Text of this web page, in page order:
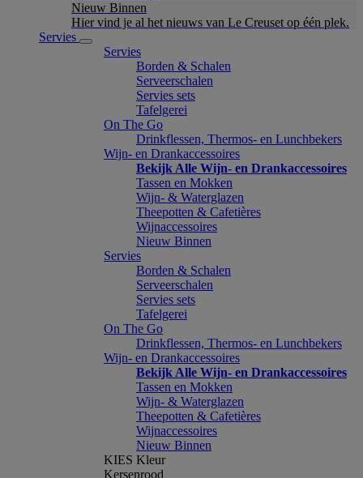
Nieuw Binnen
Hier vind je al het nieuws van Le Creuset op één plek.
Servies
Servies
Borden & Schalen
Serveerschalen
Servies sets
Tafelgerei
On The Go
Drinkflessen, Thermos- en Lunchbekers
Wijn- en Drankaccessoires
Bekijk Alle Wijn- en Drankaccessoires
Tassen en Mokken
Wijn- & Waterglazen
Theepotten & Cafetières
Wijnaccessoires
Nieuw Binnen
Servies
Borden & Schalen
Serveerschalen
Servies sets
Tafelgerei
On The Go
Drinkflessen, Thermos- en Lunchbekers
Wijn- en Drankaccessoires
Bekijk Alle Wijn- en Drankaccessoires
Tassen en Mokken
Wijn- & Waterglazen
Theepotten & Cafetières
Wijnaccessoires
Nieuw Binnen
KIES Kleur
Kersenrood